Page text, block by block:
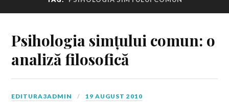
Psihologia simțului comun: o
analiză filosofică
EDITURA3ADMIN 19 AUGUST 2010